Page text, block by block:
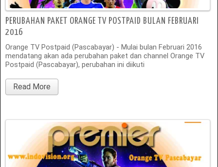
PERUBAHAN PAKET ORANGE TV POSTPAID BULAN FEBRUARI
2016
Orange TV Postpaid (Pascabayar) - Mulai bulan Februari 2016
mendatang akan ada perubahan paket dan channel Orange TV
Postpaid (Pascabayar), perubahan ini diikuti
Read More